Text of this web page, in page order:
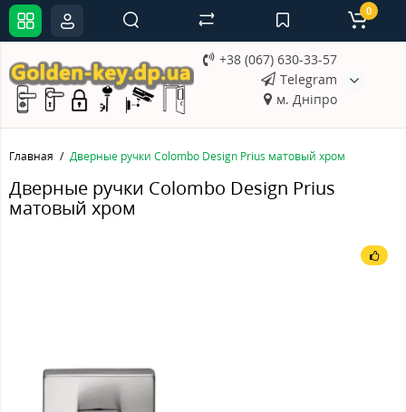
+38 (067) 630-33-57
Telegram
м. Дніпро
0
Главная Дверные ручки Colombo Design Prius матовый хром
Дверные ручки Colombo Design Prius
матовый хром